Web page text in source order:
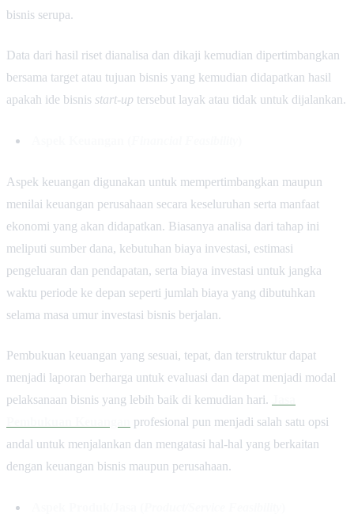
bisnis serupa.
Data dari hasil riset dianalisa dan dikaji kemudian dipertimbangkan
bersama target atau tujuan bisnis yang kemudian didapatkan hasil
apakah ide bisnis start-up tersebut layak atau tidak untuk dijalankan.
Aspek keuangan digunakan untuk mempertimbangkan maupun
menilai keuangan perusahaan secara keseluruhan serta manfaat
ekonomi yang akan didapatkan. Biasanya analisa dari tahap ini
meliputi sumber dana, kebutuhan biaya investasi, estimasi
pengeluaran dan pendapatan, serta biaya investasi untuk jangka
waktu periode ke depan seperti jumlah biaya yang dibutuhkan
selama masa umur investasi bisnis berjalan.
Pembukuan keuangan yang sesuai, tepat, dan terstruktur dapat
menjadi laporan berharga untuk evaluasi dan dapat menjadi modal
pelaksanaan bisnis yang lebih baik di kemudian hari.
profesional pun menjadi salah satu opsi
andal untuk menjalankan dan mengatasi hal-hal yang berkaitan
dengan keuangan bisnis maupun perusahaan.